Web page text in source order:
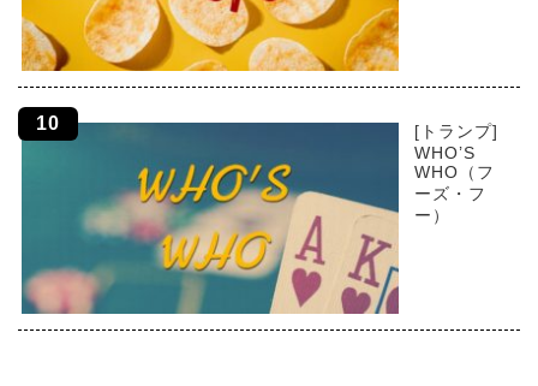
[トランプ]
WHO’S
WHO（フ
ーズ・フ
ー）